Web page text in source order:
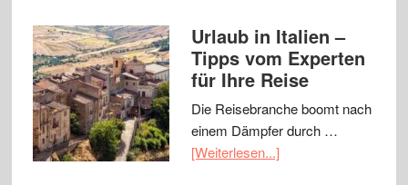
Urlaub in Italien –
Tipps vom Experten
für Ihre Reise
Die Reisebranche boomt nach
einem Dämpfer durch …
[Weiterlesen...]